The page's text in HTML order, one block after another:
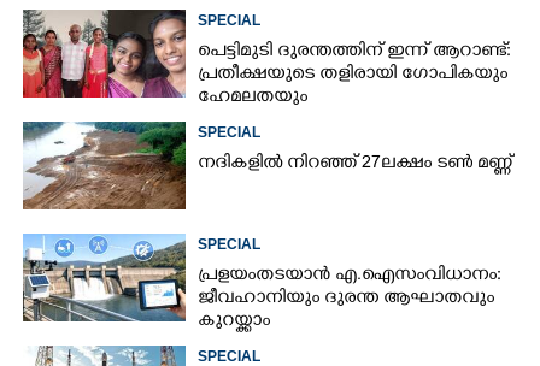
SPECIAL
പെട്ടിമുടി ദുരന്തത്തിന് ഇന്ന് ആറാണ്ട്:
പ്രതീക്ഷയുടെ തളിരായി ഗോപികയും
ഹേമലതയും
SPECIAL
നദികളിൽ നിറഞ്ഞ് 27ലക്ഷം ടൺ മണ്ണ്
SPECIAL
പ്രളയം തടയാൻ എ.ഐ സംവിധാനം:
ജീവഹാനിയും ദുരന്ത ആഘാതവും
കുറയ്ക്കാം
SPECIAL